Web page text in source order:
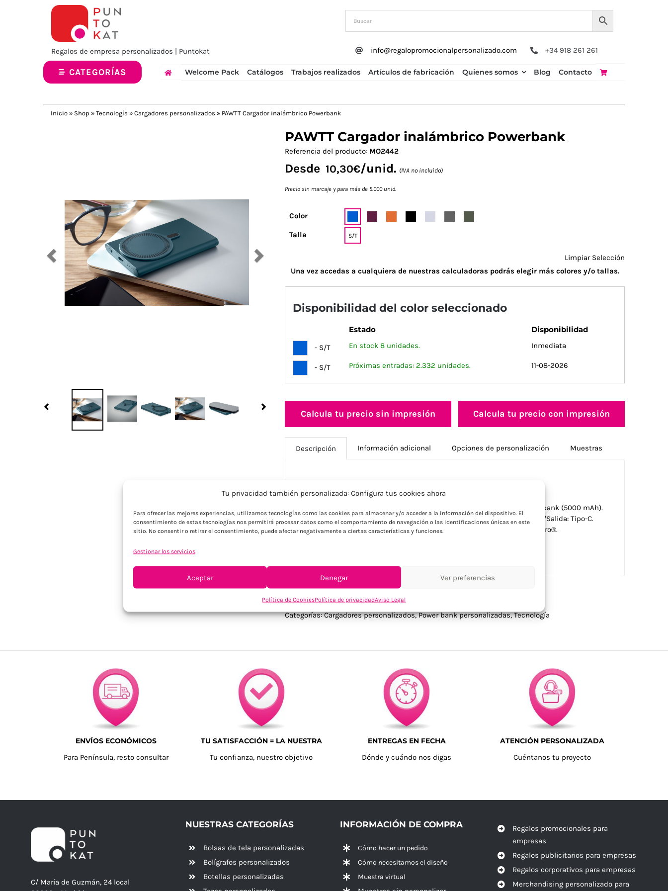
Tu privacidad también personalizada: Configura tus cookies ahora
Para ofrecer las mejores experiencias, utilizamos tecnologías como las cookies para almacenar y/o acceder a la información del dispositivo. El
consentimiento de estas tecnologías nos permitirá procesar datos como el comportamiento de navegación o las identificaciones únicas en este
sitio. No consentir o retirar el consentimiento, puede afectar negativamente a ciertas características y funciones.
Gestionar los servicios
Aceptar Denegar Ver preferencias
Política de CookiesPolítica de privacidadAviso Legal
Regalos de empresa personalizados | Puntokat info@regalopromocionalpersonalizado.com +34 918 261 261
CATEGORÍAS Welcome Pack Catálogos Trabajos realizados Artículos de fabricación Quienes somos Blog Contacto
Inicio » Shop » Tecnología » Cargadores personalizados » PAWTT Cargador inalámbrico Powerbank
Previous
PAWTT Cargador inalámbrico Powerbank
Referencia del producto: MO2442
Desde 10,30€/unid. (IVA no incluido)
Precio sin marcaje y para más de 5.000 unid.
Color
Talla S/T
Limpiar Selección
Una vez accedas a cualquiera de nuestras calculadoras podrás elegir más colores y/o tallas.
Disponibilidad del color seleccionado
Estado Disponibilidad
- S/T En stock 8 unidades. Inmediata
- S/T Próximas entradas: 2.332 unidades. 11-08-2026
Calcula tu precio sin impresión Calcula tu precio con impresión
Descripción Información adicional Opciones de personalización Muestras
Descripción
Cargador inalámbrico magnético (15 W) de aluminio reciclado y power bank (5000 mAh).
Salida: DC 9V/1.66A. Soporta tecnología de carga rápida (20W). Entrada/Salida: Tipo-C.
Compatible con Power Delivery (PD) para cargar el último portátil MacPro®.
SKU:MO2442-04
Categorías:Cargadores personalizados,Power bank personalizadas,Tecnología
ENVÍOS ECONÓMICOS
Para Península, resto consultar
TU SATISFACCIÓN = LA NUESTRA
Tu confianza, nuestro objetivo
ENTREGAS EN FECHA
Dónde y cuándo nos digas
ATENCIÓN PERSONALIZADA
Cuéntanos tu proyecto
C/ María de Guzmán, 24 local
NUESTRAS CATEGORÍAS
Bolsas de tela personalizadas
Bolígrafos personalizados
Botellas personalizadas
INFORMACIÓN DE COMPRA
Cómo hacer un pedido
Cómo necesitamos el diseño
Muestra virtual
Regalos promocionales para
empresas
Regalos publicitarios para empresas
Regalos corporativos para empresas
Merchandising personalizado para